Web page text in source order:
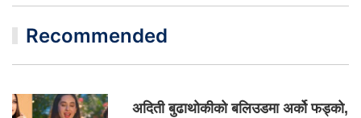
Recommended
अदिती बुढाथोकीको बलिउडमा अर्को फड्को,